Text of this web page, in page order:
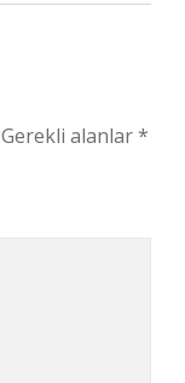
Gerekli alanlar*